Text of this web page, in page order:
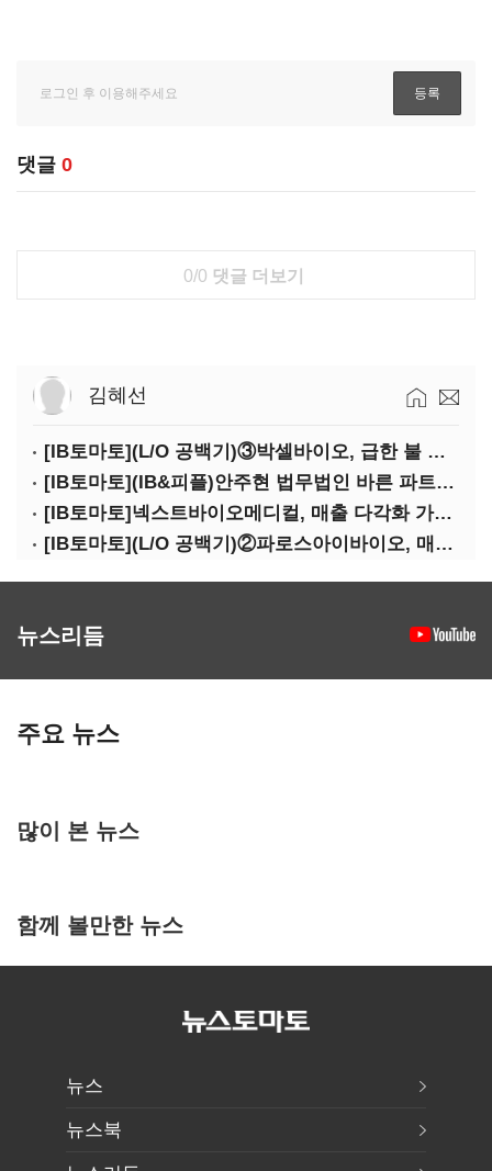
댓글 0
0/0 댓글 더보기
김혜선
[IB토마토](L/O 공백기)③박셀바이오, 급한 불 껐지만…본업 성과 '감감무소식'
[IB토마토](IB&피플)안주현 법무법인 바른 파트너 변호사
[IB토마토]넥스트바이오메디컬, 매출 다각화 가속…IPO 보람 '쑥쑥'
[IB토마토](L/O 공백기)②파로스아이바이오, 매출 0원 '불명예'…목표 안갯속
뉴스리듬
주요 뉴스
많이 본 뉴스
함께 볼만한 뉴스
뉴스
뉴스북